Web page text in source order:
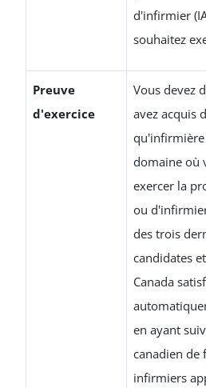
d'infirmier
souhaitez
Preuve
d'exercice
Vous devez
avez acquis
domaine où
exercer la
ou
des trois
candidates
Canada
en ayant
canadien de
infirmiers